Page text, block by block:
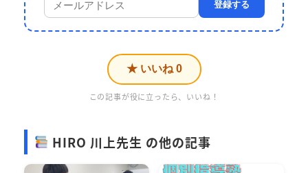
登録する
★ いいね 0
この記事が役に立ったら、いいね！
HIRO 川上先生 の他の記事